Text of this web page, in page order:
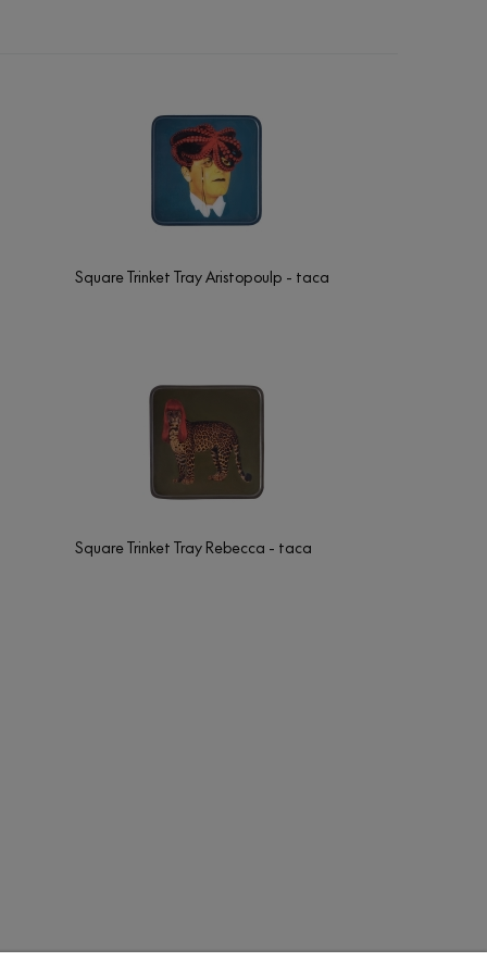
Square Trinket Tray Aristopoulp - taca
Square Trinket Tray Rebecca - taca